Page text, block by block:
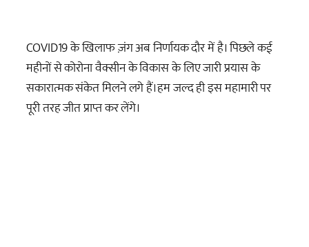
COVID19 के खिलाफ ज़ंग अब निर्णायक दौर में है। पिछले कई
महीनों से कोरोना वैक्सीन के विकास के लिए जारी प्रयास के
सकारात्मक संकेत मिलने लगे हैं।हम जल्द ही इस महामारी पर
पूरी तरह जीत प्राप्त कर लेंगे।